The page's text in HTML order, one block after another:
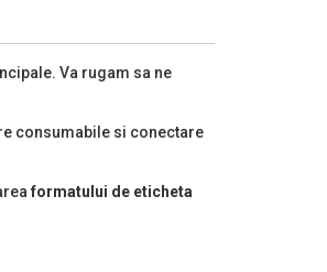
Va rugam sa ne
consumabile si conectare
formatului de eticheta